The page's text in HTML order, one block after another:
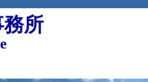
所